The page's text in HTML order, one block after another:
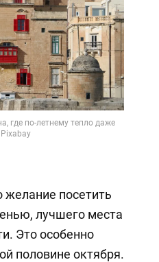
где по-летнему тепло даже
желание посетить
лучшего места
Это особенно
половине октября.